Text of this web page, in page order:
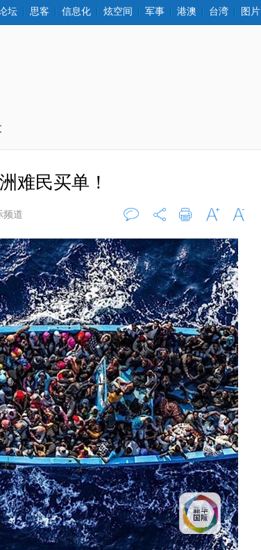
坛 思客 信息化 炫空间 军事 港澳 台湾 图片
难民买单！
频道
打印 字大 字小